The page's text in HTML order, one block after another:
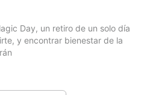
Day, un retiro de un solo día
y encontrar bienestar de la